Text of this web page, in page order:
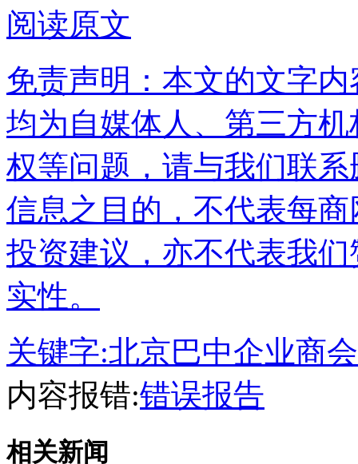
阅读原文
免责声明：本文的文字
均为自媒体人、第三方
权等问题，请与我们联
信息之目的，不代表每
投资建议，亦不代表我
实性。
关键字:北京巴中企业商会
内容报错:错误报告
相关新闻